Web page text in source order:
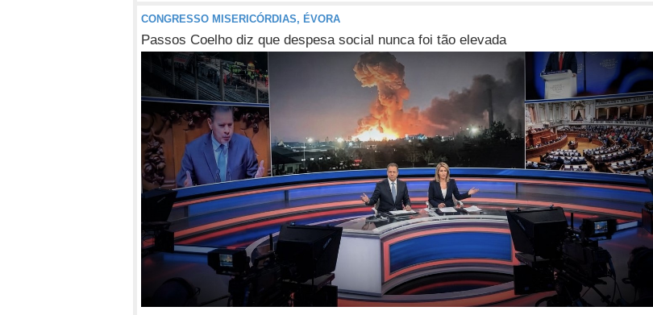
CONGRESSO MISERICÓRDIAS, ÉVORA
Passos Coelho diz que despesa social nunca foi tão elevada